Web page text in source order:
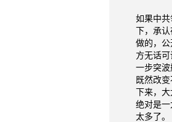
如果中
下，承
做的，
方无话
一步突波
既然改
下来，
绝对是
太多了。